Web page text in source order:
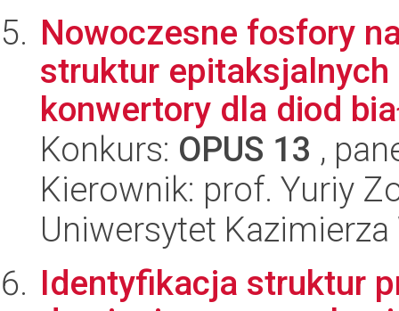
Nowoczesne fosfory
struktur
konwertory dla diod
Konkurs: OPUS 13 ,
Kierownik: prof. Yuriy
Uniwersytet
Identyfikacja struktur